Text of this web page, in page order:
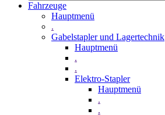
Fahrzeuge
Hauptmenü
.
Gabelstapler und Lagertechnik
Hauptmenü
.
.
Elektro-Stapler
Hauptmenü
.
.